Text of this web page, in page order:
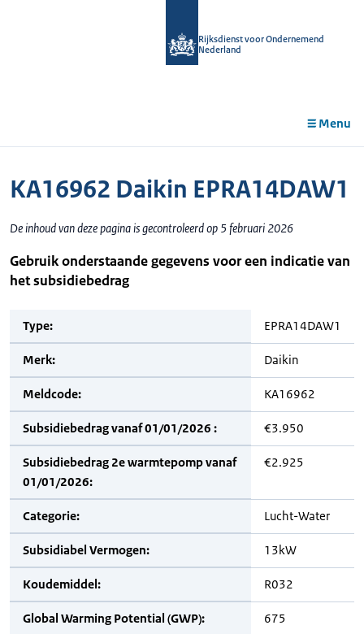
Rijksdienst voor Ondernemend
Nederland
Menu
KA16962 Daikin EPRA14DAW1
De inhoud van deze pagina is gecontroleerd op 5 februari 2026
Gebruik onderstaande gegevens voor een indicatie van
het subsidiebedrag
Type: EPRA14DAW1
Merk: Daikin
Meldcode: KA16962
Subsidiebedrag vanaf 01/01/2026 : €3.950
Subsidiebedrag 2e warmtepomp vanaf
01/01/2026:
€2.925
Categorie: Lucht-Water
Subsidiabel Vermogen: 13kW
Koudemiddel: R032
Global Warming Potential (GWP): 675